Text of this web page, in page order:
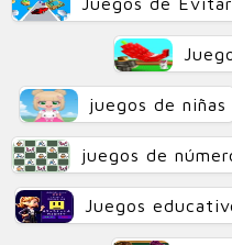
juegos de niñas
juegos de
Juegos